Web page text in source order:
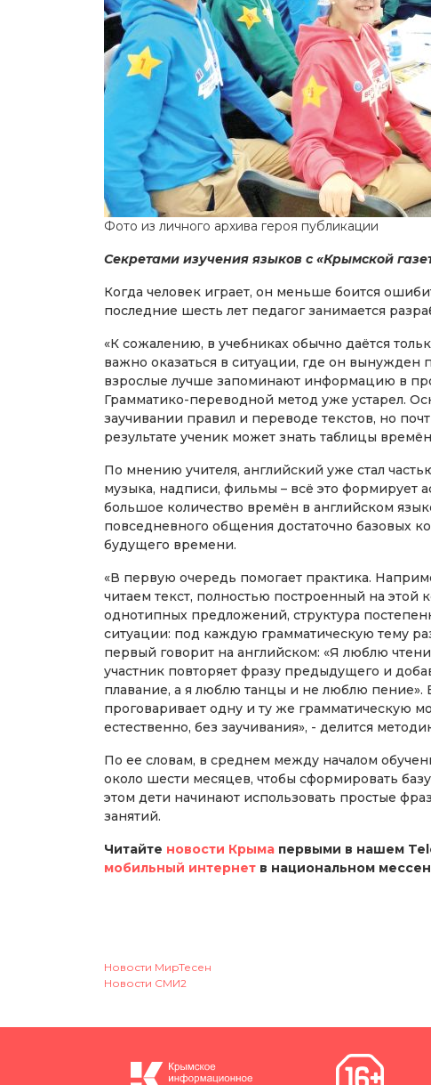
Фото из личного архива героя публикации
Секретами изучения языков с «Крымской
Когда человек играет, он меньше боится
последние шесть лет педагог занимается
«К сожалению, в учебниках обычно даётся
важно оказаться в ситуации, где он
взрослые лучше запоминают информацию в
Грамматико-переводной метод уже устарел.
заучивании правил и переводе текстов, но
результате ученик может знать таблицы
По мнению учителя, английский уже стал
музыка, надписи, фильмы – всё это формирует
большое количество времён в английском
повседневного общения достаточно базовых
будущего времени.
«В первую очередь помогает практика.
читаем текст, полностью построенный на этой
однотипных предложений, структура
ситуации: под каждую грамматическую тему
первый говорит на английском: «Я люблю
участник повторяет фразу предыдущего и
плавание, а я люблю танцы и не люблю пение».
проговаривает одну и ту же грамматическую
естественно, без заучивания», - делится
По ее словам, в среднем между началом
около шести месяцев, чтобы сформировать
этом дети начинают использовать простые
занятий.
Читайте новости Крыма первыми в нашем
мобильный интернет в национальном
Новости МирТесен
Новости СМИ2